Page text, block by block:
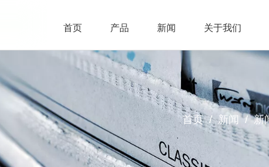
首页 产品 新闻 关于我们
首页 / 新闻 / 新